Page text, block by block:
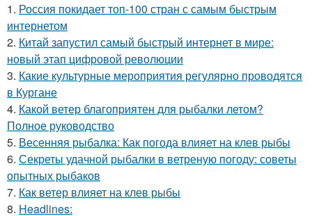
1. Россия покидает топ-100 стран с самым быстрым
интернетом
2. Китай запустил самый быстрый интернет в мире:
новый этап цифровой революции
3. Какие культурные мероприятия регулярно проводятся
в Кургане
4. Какой ветер благоприятен для рыбалки летом?
Полное руководство
5. Весенняя рыбалка: Как погода влияет на клев рыбы
6. Секреты удачной рыбалки в ветреную погоду: советы
опытных рыбаков
7. Как ветер влияет на клев рыбы
8. Headlines: